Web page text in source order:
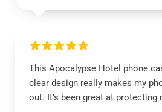
This Apocalypse Hotel phone
clear design really makes my
out. It’s been great at protecting